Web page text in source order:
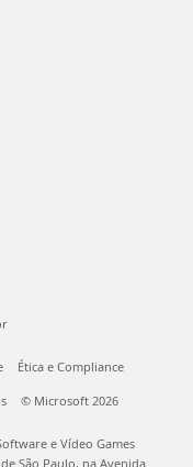
Ética e Compliance
© Microsoft 2026
e Vídeo Games
São Paulo, na Avenida